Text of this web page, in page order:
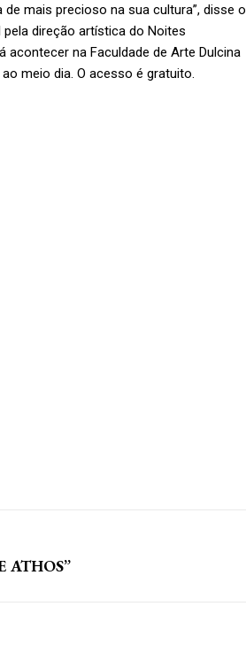
mais precioso na sua cultura”, disse o
direção artística do Noites
acontecer na Faculdade de Arte Dulcina
meio dia. O acesso é gratuito.
ATHOS”